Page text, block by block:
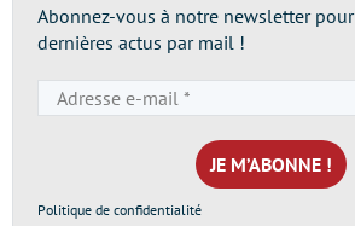
Abonnez-vous à notre newsletter
dernières actus par mail !
e-
mail
*
Politique de confidentialité